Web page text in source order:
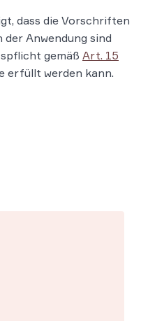
dass die Vorschriften
der Anwendung sind
gemäß Art. 15
erfüllt werden kann.